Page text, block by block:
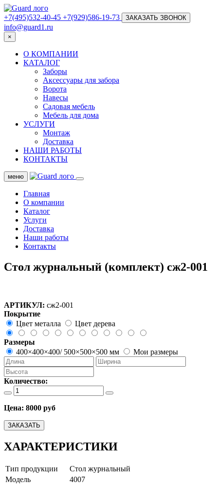
+7(495)532-40-45 +7(929)586-19-73 ЗАКАЗАТЬ ЗВОНОК
info@guard1.ru
×
О КОМПАНИИ
КАТАЛОГ
Заборы
Аксессуары для забора
Ворота
Навесы
Садовая мебель
Мебель для дома
УСЛУГИ
Монтаж
Доставка
НАШИ РАБОТЫ
КОНТАКТЫ
меню
Главная
О компании
Каталог
Услуги
Доставка
Наши работы
Контакты
Стол журнальный (комплект) сж2-001
АРТИКУЛ: сж2-001
Покрытие
Цвет металла
Цвет дерева
Размеры
400×400×400/ 500×500×500 мм
Мои размеры
Количество:
Цена: 8000 руб
ЗАКАЗАТЬ
ХАРАКТЕРИСТИКИ
Тип продукции
Стол журнальный
Модель
4007